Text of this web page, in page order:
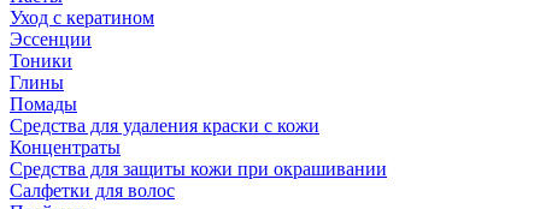
Уход с кератином
Эссенции
Тоники
Глины
Помады
Средства для удаления краски с кожи
Концентраты
Средства для защиты кожи при окрашивании
Салфетки для волос